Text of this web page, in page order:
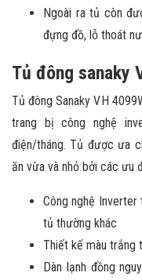
Ngoài ra tủ còn
đựng đồ, lỗ thoát
Tủ đông sanaky
Tủ đông Sanaky VH
trang bị công nghệ
điện/tháng. Tủ được ưa
ăn vừa và nhỏ bởi các ưu
Công nghệ
tủ thường khác
Thiết kế màu trắng
Dàn lạnh đồng